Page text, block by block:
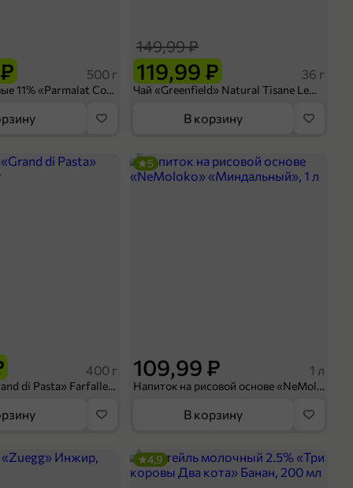
500 г
Сливки питьевые 11% «Parmalat Comfort» безлактозные, 500 г
119,99 ₽
149,99 ₽
36 г
Чай «Greenfield» Natural Tisane Lemongrass & Schisandra, 20 пирамидок, 36 г
В корзину
400 г
Макароны «Grand di Pasta» Farfalle, 400 г
109,99 ₽ 1 л
Напиток на рисовой основе «NeMoloko» «Миндальный», 1 л
5
В корзину
4,9